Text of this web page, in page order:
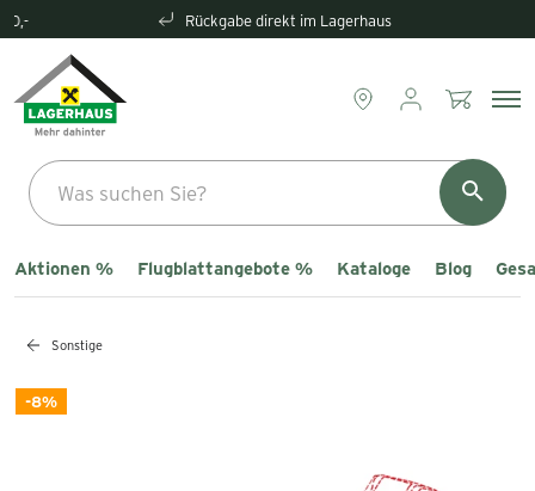
Rückgabe direkt im Lagerhaus
Aktionen % Flugblattangebote % Kataloge Blog
Sonstige
-8%